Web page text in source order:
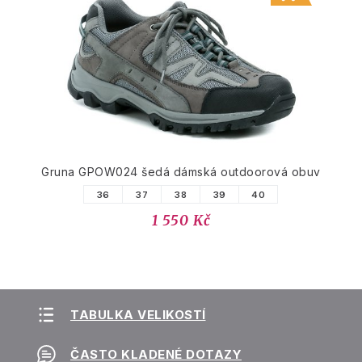
Gruna GPOW024 šedá dámská outdoorová obuv
36 37 38 39 40
1 550 Kč
TABULKA VELIKOSTÍ
ČASTO KLADENÉ DOTAZY